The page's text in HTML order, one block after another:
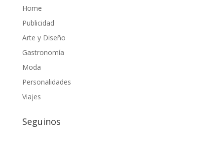
Home
Publicidad
Arte y Diseño
Gastronomía
Moda
Personalidades
Viajes
Seguinos